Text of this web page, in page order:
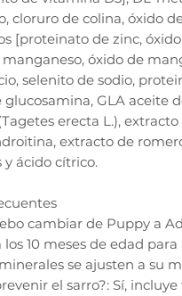
cloruro de colina, óxido
[proteinato de zinc,
óxido de
selenito de sodio,
GLA aceite
erecta L.),
extracto de
y ácido cítrico.
cambiar de Puppy a
los 10 meses de edad
se ajusten a su
el sarro?: Sí,